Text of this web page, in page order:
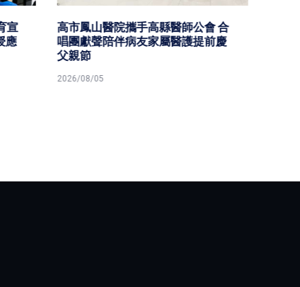
高市鳳山醫院攜手高縣醫師公會 合
唱團獻聲陪伴病友家屬醫護提前慶
父親節
2026/08/05